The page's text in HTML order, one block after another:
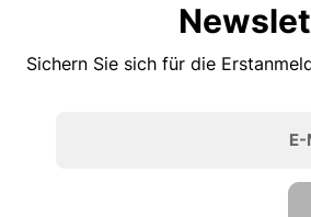
Sichern Sie sich für die